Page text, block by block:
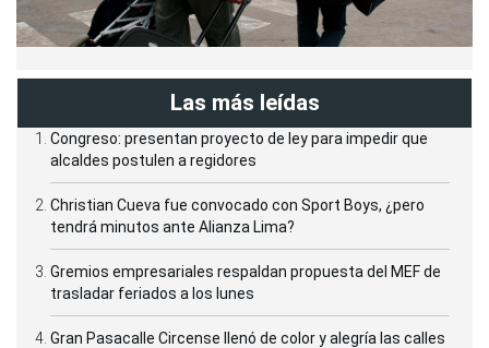
Las más leídas
Congreso: presentan proyecto de ley para impedir que
alcaldes postulen a regidores
Christian Cueva fue convocado con Sport Boys, ¿pero
tendrá minutos ante Alianza Lima?
Gremios empresariales respaldan propuesta del MEF de
trasladar feriados a los lunes
Gran Pasacalle Circense llenó de color y alegría las calles